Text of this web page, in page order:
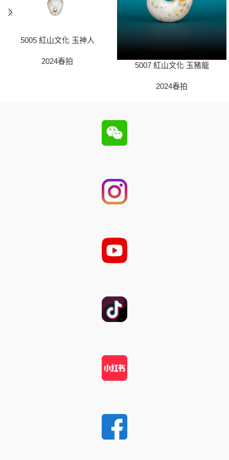
5005 紅山文化 玉神人
2024春拍 5007 紅山文化 玉豬龍
2024春拍